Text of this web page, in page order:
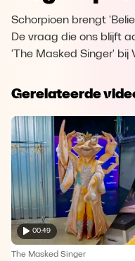
Schorpioen brengt
De vraag die ons blijft
'The Masked Singer' bij
Gerelateerde
00:49
The Masked Singer